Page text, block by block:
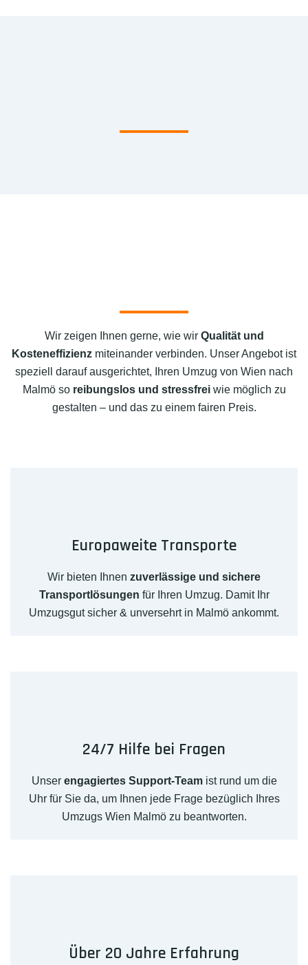
Wir zeigen Ihnen gerne, wie wir Qualität und
Kosteneffizienz miteinander verbinden. Unser Angebot ist
speziell darauf ausgerichtet, Ihren Umzug von Wien nach
Malmö so reibungslos und stressfreiwie möglich zu
gestalten – und das zu einem fairen Preis.
Europaweite Transporte
Wir bieten Ihnen zuverlässige und sichere
Transportlösungen für Ihren Umzug. Damit Ihr
Umzugsgut sicher & unversehrt in Malmö ankommt.
24/7 Hilfe bei Fragen
Unser engagiertes Support-Teamist rund um die
Uhr für Sie da, um Ihnen jede Frage bezüglich Ihres
Umzugs Wien Malmö zu beantworten.
Über 20 Jahre Erfahrung